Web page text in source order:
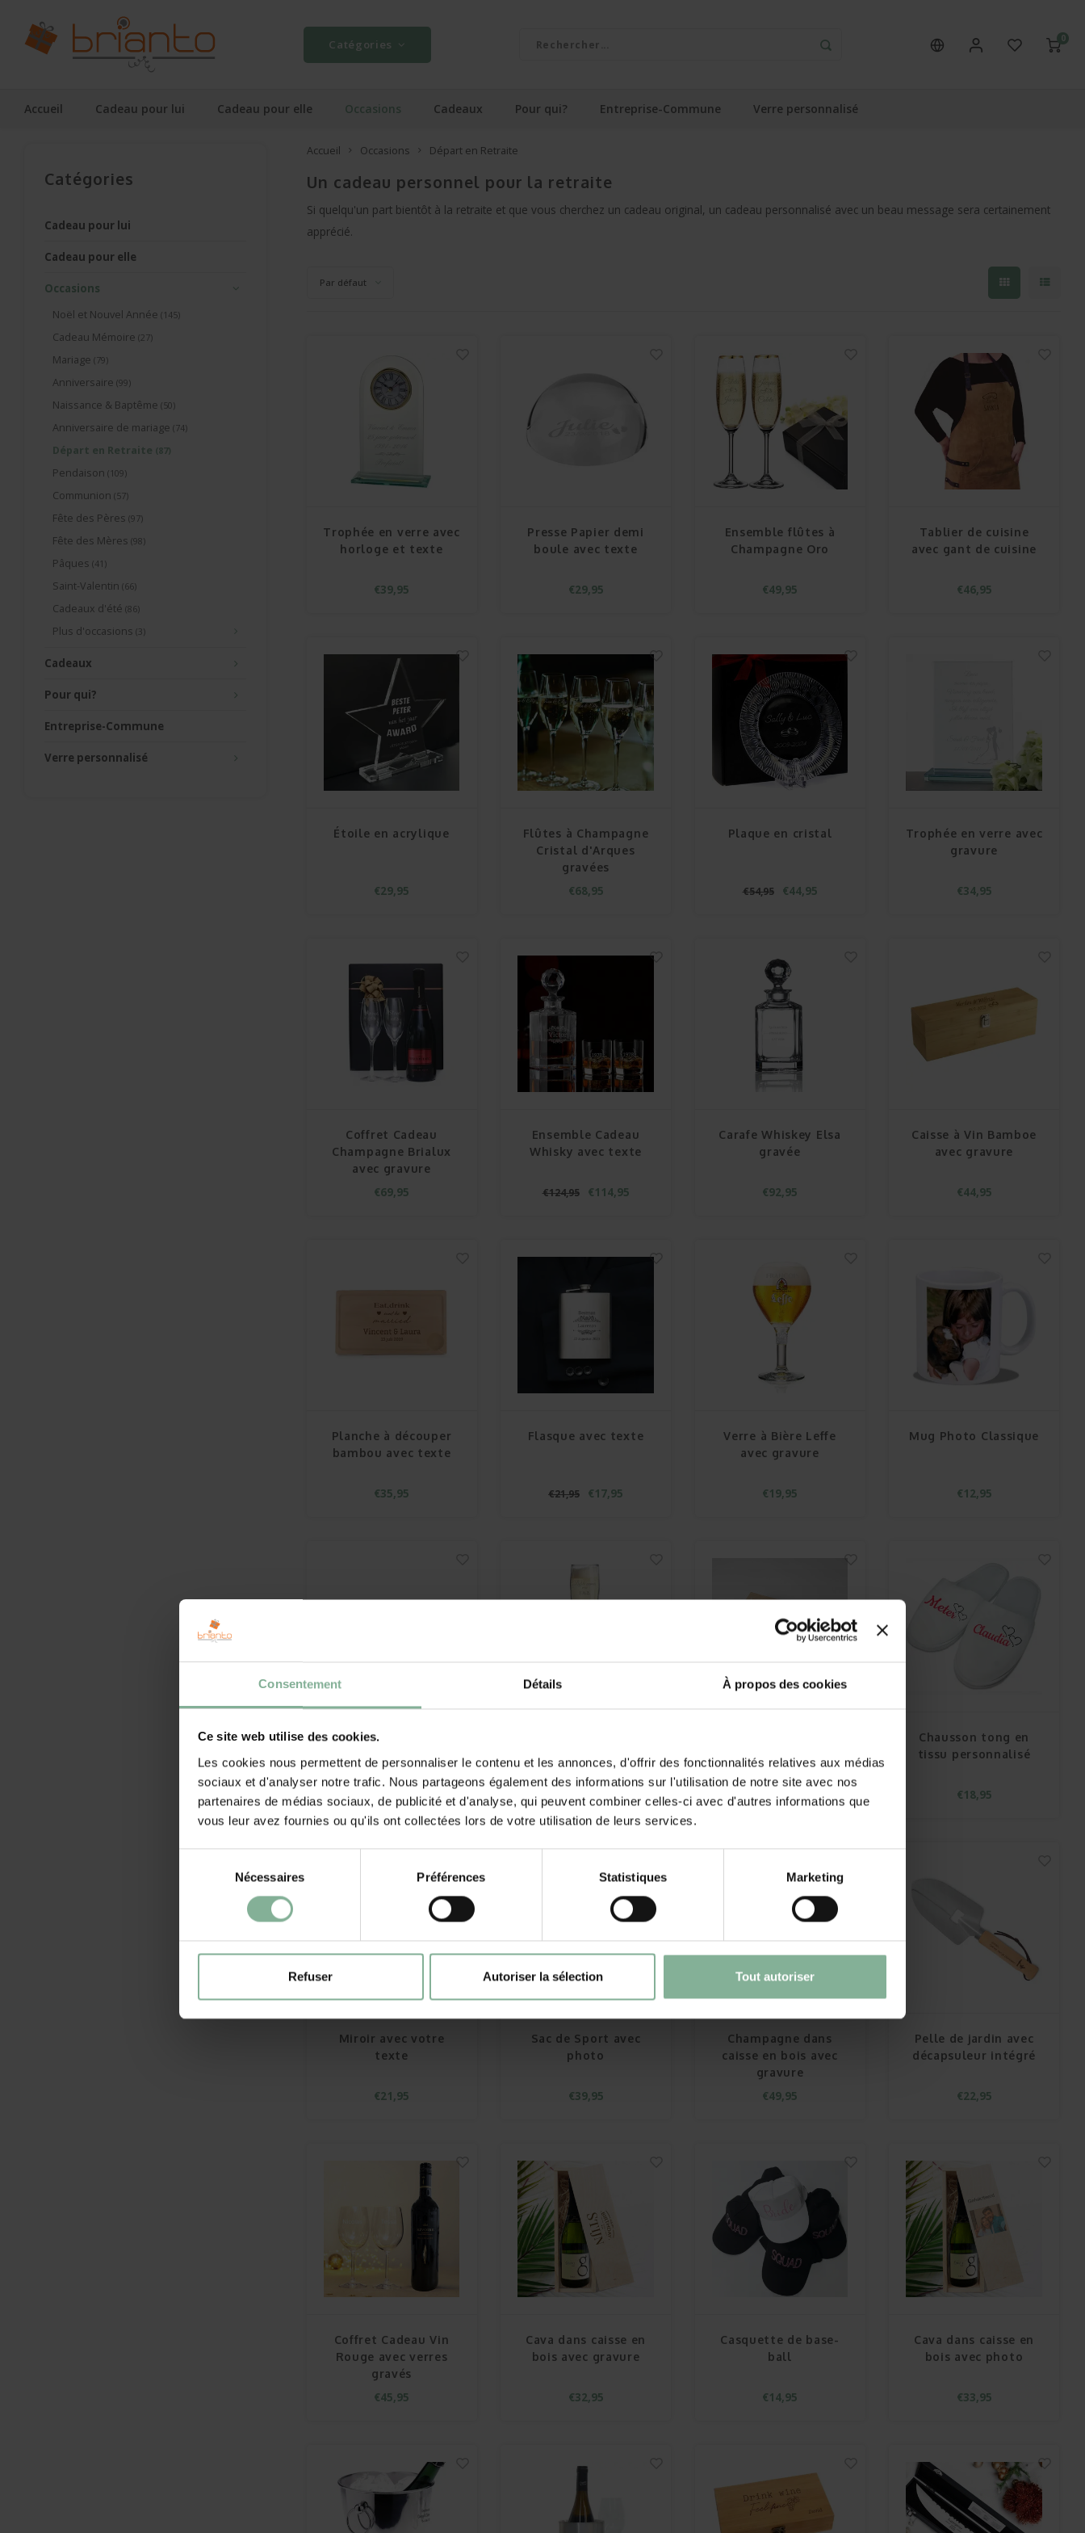
Consentement Détails À propos des cookies
Ce site web utilise des cookies.
Les cookies nous permettent de personnaliser le contenu et les annonces, d'offrir des fonctionnalités relatives aux médias
sociaux et d'analyser notre trafic. Nous partageons également des informations sur l'utilisation de notre site avec nos
partenaires de médias sociaux, de publicité et d'analyse, qui peuvent combiner celles-ci avec d'autres informations que
vous leur avez fournies ou qu'ils ont collectées lors de votre utilisation de leurs services.
consentement
Nécessaires Préférences Statistiques Marketing
Refuser Autoriser la sélection Tout autoriser
Catégories 0
Accueil Cadeau pour lui Cadeau pour elle Occasions Cadeaux Pour qui? Entreprise-Commune Verre personnalisé
Catégories
Cadeau pour lui
Cadeau pour elle
Occasions
Noël et Nouvel Année (145)
Cadeau Mémoire (27)
Mariage (79)
Anniversaire (99)
Naissance & Baptême (50)
Anniversaire de mariage (74)
Départ en Retraite (87)
Pendaison (109)
Communion (57)
Fête des Pères (97)
Fête des Mères (98)
Pâques (41)
Saint-Valentin (66)
Cadeaux d'été (86)
Plus d'occasions (3)
Cadeaux
Pour qui?
Entreprise-Commune
Verre personnalisé
Accueil Occasions Départ en Retraite
Un cadeau personnel pour la retraite
Si quelqu'un part bientôt à la retraite et que vous cherchez un cadeau original, un cadeau personnalisé avec un beau message sera certainement
apprécié.
Par défaut
Trophée en verre avec
horloge et texte
€39,95
Presse Papier demi
boule avec texte
€29,95
Ensemble flûtes à
Champagne Oro
€49,95
Tablier de cuisine
avec gant de cuisine
€46,95
Étoile en acrylique
€29,95
Flûtes à Champagne
Cristal d'Arques
gravées
€68,95
Plaque en cristal
€54,95 €44,95
Trophée en verre avec
gravure
€34,95
Coffret Cadeau
Champagne Brialux
avec gravure
€69,95
Ensemble Cadeau
Whisky avec texte
€124,95 €114,95
Carafe Whiskey Elsa
gravée
€92,95
Caisse à Vin Bamboe
avec gravure
€44,95
Planche à découper
bambou avec texte
€35,95
Flasque avec texte
€21,95 €17,95
Verre à Bière Leffe
avec gravure
€19,95
Mug Photo Classique
€12,95
Couteau de cuisine
€59,95 €14,95 €29,95
Chausson tong en
tissu personnalisé
€18,95
Miroir avec votre
texte
€21,95
Sac de Sport avec
photo
€39,95
Champagne dans
caisse en bois avec
gravure
€49,95
Pelle de jardin avec
décapsuleur intégré
€22,95
Coffret Cadeau Vin
Rouge avec verres
gravés
€45,95
Cava dans caisse en
bois avec gravure
€32,95
Casquette de base-
ball
€14,95
Cava dans caisse en
bois avec photo
€33,95